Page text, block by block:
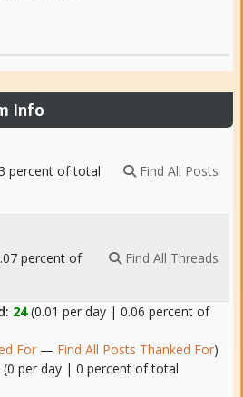
Info
percent of total
Find All Posts
percent of
Find All Threads
24(0.01 per day | 0.06 percent of
For — Find All Posts Thanked For)
(0 per day | 0 percent of total